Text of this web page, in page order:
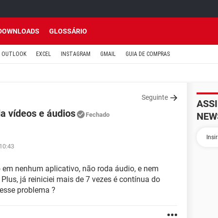
GLOSSÁRIO
OUTLOOK EXCEL INSTAGRAM GMAIL GUIA DE COMPRAS
Seguinte
vídeos e áudios Fechado
nenhum aplicativo, não roda áudio, e nem
já reiniciei mais de 7 vezes é contínua do
problema ?